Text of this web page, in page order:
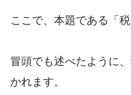
ここで、本題である「
冒頭でも述べたように
かれます。